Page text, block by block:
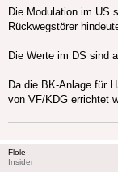
Die Modulation im US
Rückwegstörer
Die Werte im DS sind
Da die BK-Anlage für
von VF/KDG errichtet
Flole
Insider